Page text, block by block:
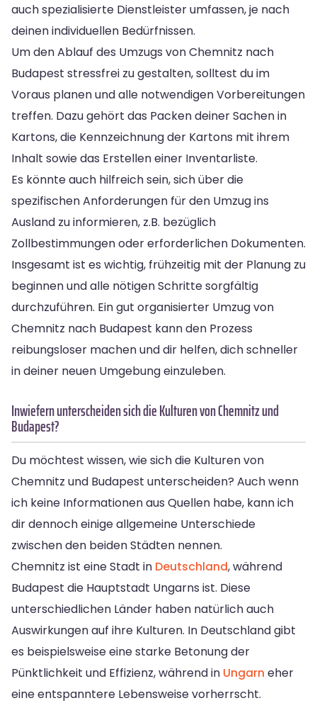
auch spezialisierte Dienstleister umfassen, je nach
deinen individuellen Bedürfnissen.
Um den Ablauf des Umzugs von Chemnitz nach
Budapest stressfrei zu gestalten, solltest du im
Voraus planen und alle notwendigen Vorbereitungen
treffen. Dazu gehört das Packen deiner Sachen in
Kartons, die Kennzeichnung der Kartons mit ihrem
Inhalt sowie das Erstellen einer Inventarliste.
Es könnte auch hilfreich sein, sich über die
spezifischen Anforderungen für den Umzug ins
Ausland zu informieren, z.B. bezüglich
Zollbestimmungen oder erforderlichen Dokumenten.
Insgesamt ist es wichtig, frühzeitig mit der Planung zu
beginnen und alle nötigen Schritte sorgfältig
durchzuführen. Ein gut organisierter Umzug von
Chemnitz nach Budapest kann den Prozess
reibungsloser machen und dir helfen, dich schneller
in deiner neuen Umgebung einzuleben.
Inwiefern unterscheiden sich die Kulturen von Chemnitz und
Budapest?
Du möchtest wissen, wie sich die Kulturen von
Chemnitz und Budapest unterscheiden? Auch wenn
ich keine Informationen aus Quellen habe, kann ich
dir dennoch einige allgemeine Unterschiede
zwischen den beiden Städten nennen.
Chemnitz ist eine Stadt in Deutschland, während
Budapest die Hauptstadt Ungarns ist. Diese
unterschiedlichen Länder haben natürlich auch
Auswirkungen auf ihre Kulturen. In Deutschland gibt
es beispielsweise eine starke Betonung der
Pünktlichkeit und Effizienz, während in Ungarn eher
eine entspanntere Lebensweise vorherrscht.